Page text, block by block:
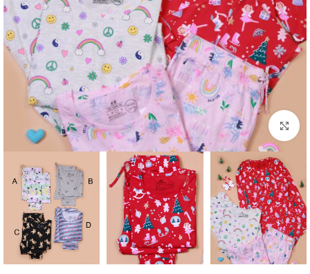
برای بزرگنمایی کلیک کنید